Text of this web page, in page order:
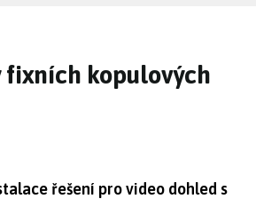
fixních kopulových
řešení pro video dohled s